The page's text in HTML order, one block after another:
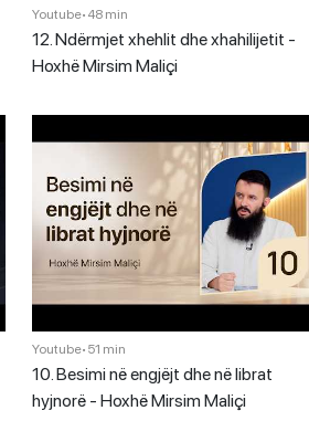
Youtube• 48 min
12. Ndërmjet xhehlit dhe xhahilijetit -
Hoxhë Mirsim Maliçi
Youtube• 51 min
10. Besimi në engjëjt dhe në librat
hyjnorë - Hoxhë Mirsim Maliçi